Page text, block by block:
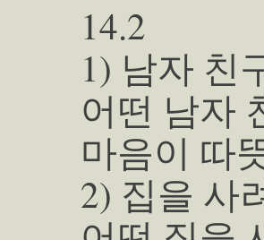
14.2
1) 남자 친
어떤 남자
마음이 따
2) 집을 사